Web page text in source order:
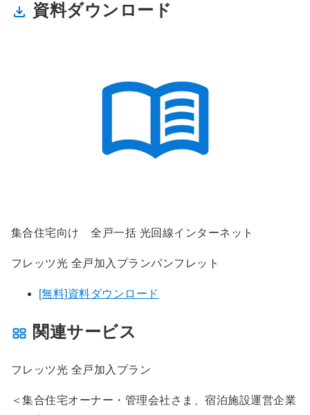
資料ダウンロード
集合住宅向け 全戸一括 光回線インターネット
フレッツ光 全戸加入プランパンフレット
[無料]資料ダウンロード
関連サービス
フレッツ光 全戸加入プラン
＜集合住宅オーナー・管理会社さま、宿泊施設運営企業